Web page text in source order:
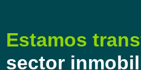
Estamos
sector